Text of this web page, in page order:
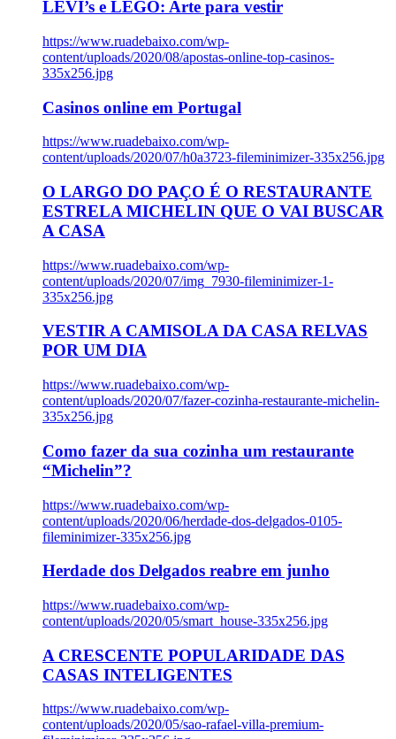
LEVI’s e LEGO: Arte para vestir
https://www.ruadebaixo.com/wp-
content/uploads/2020/08/apostas-online-top-casinos-
335x256.jpg
Casinos online em Portugal
https://www.ruadebaixo.com/wp-
content/uploads/2020/07/h0a3723-fileminimizer-335x256.jpg
O LARGO DO PAÇO É O RESTAURANTE
ESTRELA MICHELIN QUE O VAI BUSCAR
A CASA
https://www.ruadebaixo.com/wp-
content/uploads/2020/07/img_7930-fileminimizer-1-
335x256.jpg
VESTIR A CAMISOLA DA CASA RELVAS
POR UM DIA
https://www.ruadebaixo.com/wp-
content/uploads/2020/07/fazer-cozinha-restaurante-michelin-
335x256.jpg
Como fazer da sua cozinha um restaurante
“Michelin”?
https://www.ruadebaixo.com/wp-
content/uploads/2020/06/herdade-dos-delgados-0105-
fileminimizer-335x256.jpg
Herdade dos Delgados reabre em junho
https://www.ruadebaixo.com/wp-
content/uploads/2020/05/smart_house-335x256.jpg
A CRESCENTE POPULARIDADE DAS
CASAS INTELIGENTES
https://www.ruadebaixo.com/wp-
content/uploads/2020/05/sao-rafael-villa-premium-